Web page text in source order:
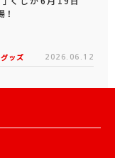
！
ッズ 2026.06.12